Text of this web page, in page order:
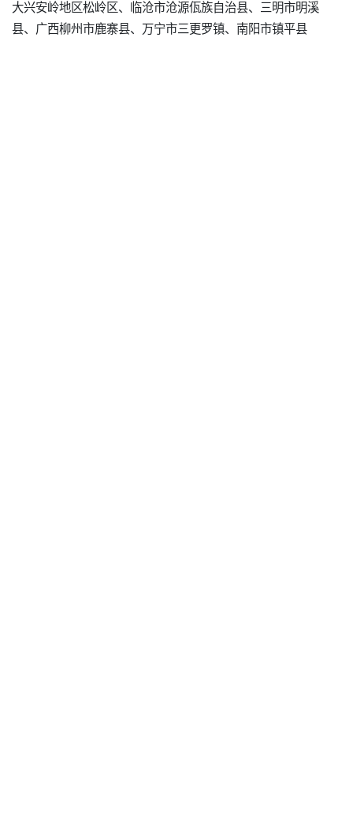
大兴安岭地区松岭区、临沧市沧源佤族自治县、三明市明溪
县、广西柳州市鹿寨县、万宁市三更罗镇、南阳市镇平县